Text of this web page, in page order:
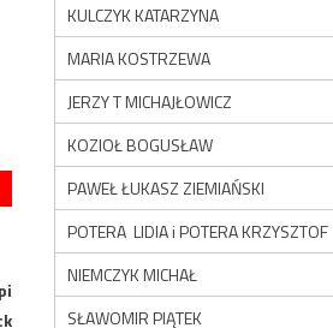
KULCZYK KATARZYNA
MARIA KOSTRZEWA
JERZY T MICHAJŁOWICZ
KOZIOŁ BOGUSŁAW
PAWEŁ ŁUKASZ ZIEMIAŃSKI
POTERA LIDIA i POTERA KRZYSZTOF
NIEMCZYK MICHAŁ
SŁAWOMIR PIĄTEK